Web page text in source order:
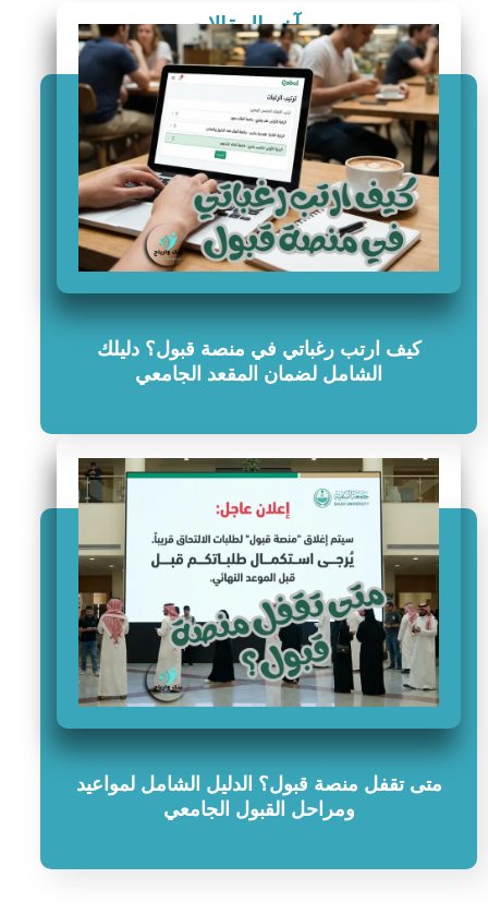
آخر المقالات
كيف ارتب رغباتي في منصة قبول؟ دليلك
الشامل لضمان المقعد الجامعي
متى تقفل منصة قبول؟ الدليل الشامل لمواعيد
ومراحل القبول الجامعي